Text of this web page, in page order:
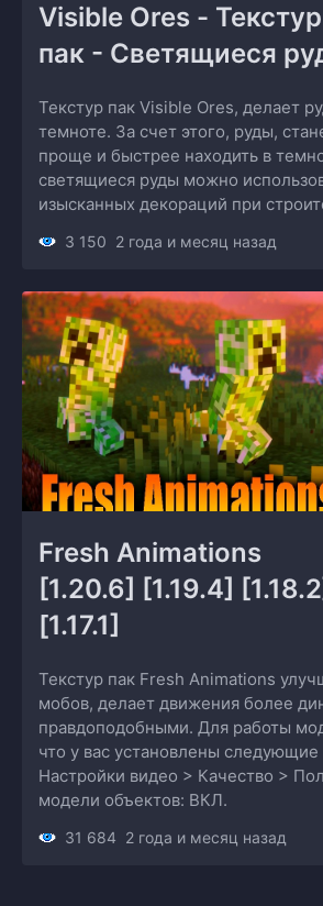
Visible Ores - Текстур
пак - Светящиеся
Текстур пак Visible Ores, делает
темноте. За счет этого, руды,
проще и быстрее находить в
светящиеся руды можно
изысканных декораций при
3 150 2 года и месяц назад
Fresh Animations
[1.20.6] [1.19.4]
[1.17.1]
Текстур пак Fresh Animations
мобов, делает движения более
правдоподобными. Для работы
что у вас установлены следующие
Настройки видео > Качество >
модели объектов: ВКЛ.
31 684 2 года и месяц назад